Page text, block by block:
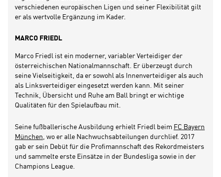
verschiedenen europäischen Ligen und seiner Flexibilität gilt
er als wertvolle Ergänzung im Kader.
MARCO FRIEDL
Marco Friedl ist ein moderner, variabler Verteidiger der
österreichischen Nationalmannschaft. Er überzeugt durch
seine Vielseitigkeit, da er sowohl als Innenverteidiger als auch
als Linksverteidiger eingesetzt werden kann. Mit seiner
Technik, Übersicht und Ruhe am Ball bringt er wichtige
Qualitäten für den Spielaufbau mit.
Seine fußballerische Ausbildung erhielt Friedl beim FC Bayern
München , wo er alle Nachwuchsabteilungen durchlief. 2017
gab er sein Debüt für die Profimannschaft des Rekordmeisters
und sammelte erste Einsätze in der Bundesliga sowie in der
Champions League.